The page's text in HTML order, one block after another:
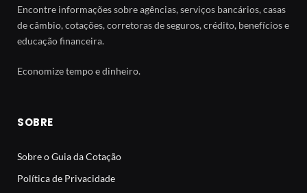
Encontre informações sobre agências, serviços bancários, casas
de câmbio, cotações, corretoras de seguros, crédito, benefícios e
educação financeira.
Economize tempo e dinheiro.
SOBRE
Sobre o Guia da Cotação
Política de Privacidade